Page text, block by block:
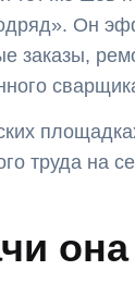
Он
заказы,
труда на